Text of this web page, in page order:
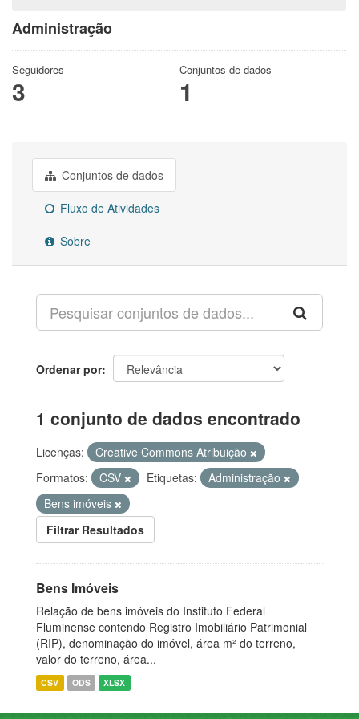
Administração
Seguidores
3
Conjuntos de dados
1
Conjuntos de dados
Fluxo de Atividades
Sobre
Ordenar por
1 conjunto de dados encontrado
Licenças:
Creative Commons Atribuição
Formatos:
CSV Etiquetas:
Administração
Bens imóveis
Filtrar Resultados
Bens Imóveis
Relação de bens imóveis do Instituto Federal
Fluminense contendo Registro Imobiliário Patrimonial
(RIP), denominação do imóvel, área m² do terreno,
valor do terreno, área...
CSV ODS XLSX